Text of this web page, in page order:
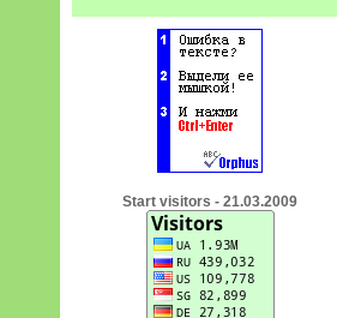
Start visitors - 21.03.2009